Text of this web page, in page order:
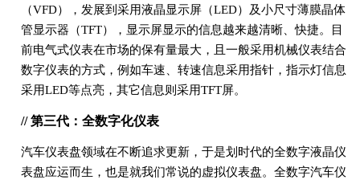
（VFD），发展到采用液晶显示屏（LED）及小尺寸薄膜晶体
管显示器（TFT），显示屏显示的信息越来越清晰、快捷。目
前电气式仪表在市场的保有量最大，且一般采用机械仪表结合
数字仪表的方式，例如车速、转速信息采用指针，指示灯信息
采用LED等点亮，其它信息则采用TFT屏。
// 第三代：全数字化仪表
汽车仪表盘领域在不断追求更新，于是划时代的全数字液晶仪
表盘应运而生，也是就我们常说的虚拟仪表盘。全数字汽车仪